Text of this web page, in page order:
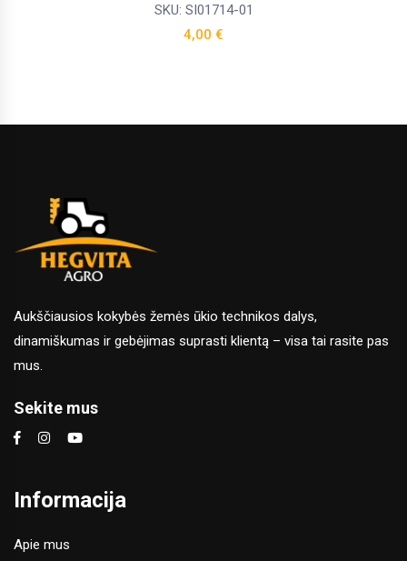
SKU: SI01714-01
4,00 €
Aukščiausios kokybės žemės ūkio technikos dalys,
dinamiškumas ir gebėjimas suprasti klientą – visa tai rasite pas
mus.
Sekite mus
Informacija
Apie mus